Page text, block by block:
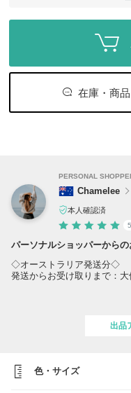
在庫・商
PERSONAL
Chamelee
本人確認済
パーソナルショッパーから
◇オーストラリア発送分◇
発送からお受け取りまで：大
◆4/3-4/8までイースターホ
◆箱に入れて梱包をご希望の
出品
色・サイズ